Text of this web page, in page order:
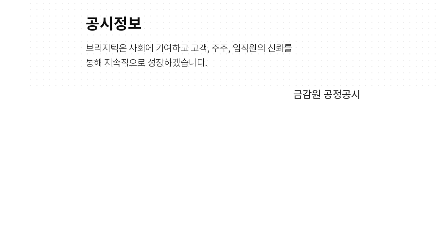
공시정보
브리지텍은 사회에 기여하고 고객, 주주, 임직원의 신뢰를
통해 지속적으로 성장하겠습니다.
금감원 공정공시